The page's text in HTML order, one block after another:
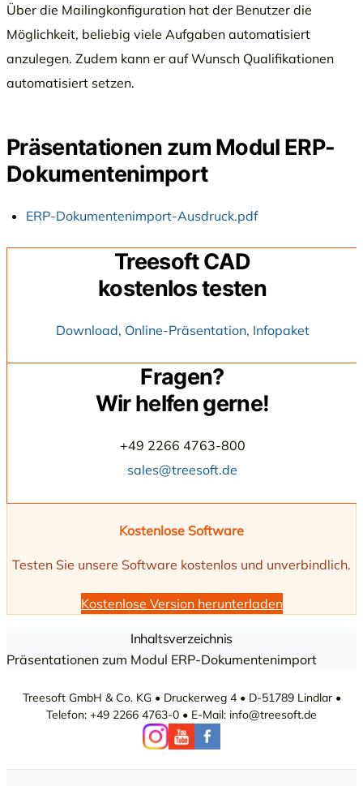
Über die Mailingkonfiguration hat der Benutzer die
Möglichkeit, beliebig viele Aufgaben automatisiert
anzulegen. Zudem kann er auf Wunsch Qualifikationen
automatisiert setzen.
Präsentationen zum Modul ERP-
Dokumentenimport
ERP-Dokumentenimport-Ausdruck.pdf
Treesoft CAD
kostenlos testen
Download, Online-Präsentation, Infopaket
Fragen?
Wir helfen gerne!
+49 2266 4763-800
sales@treesoft.de
Kostenlose Software
Testen Sie unsere Software kostenlos und unverbindlich.
Kostenlose Version herunterladen
Inhaltsverzeichnis
Präsentationen zum Modul ERP-Dokumentenimport
Treesoft GmbH & Co. KG • Druckerweg 4 • D-51789 Lindlar •
Telefon: +49 2266 4763-0 • E-Mail: info@treesoft.de